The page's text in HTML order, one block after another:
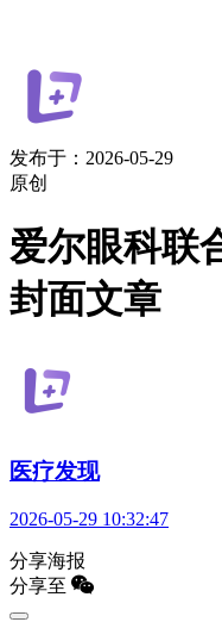
发布于：2026-05-29
原创
爱尔眼科联
封面文章
医疗发现
2026-05-29 10:32:47
分享海报
分享至